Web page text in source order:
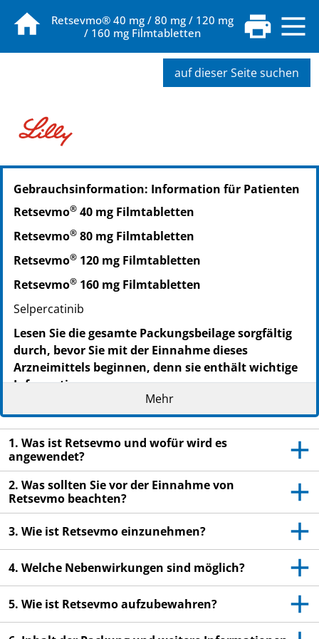
Retsevmo® 40 mg / 80 mg / 120 mg
/ 160 mg Filmtabletten
auf dieser Seite suchen
PZN: 20062196
Gebrauchsinformation: Information für Patienten
Retsevmo® 40 mg Filmtabletten
Retsevmo® 80 mg Filmtabletten
Retsevmo® 120 mg Filmtabletten
Retsevmo® 160 mg Filmtabletten
Selpercatinib
Lesen Sie die gesamte Packungsbeilage sorgfältig
durch, bevor Sie mit der Einnahme dieses
Arzneimittels beginnen, denn sie enthält wichtige
Informationen.
Heben Sie die Packungsbeilage auf. Vielleicht
möchten Sie diese später nochmals lesen.
Wenn Sie weitere Fragen haben, wenden Sie sich
an Ihren Arzt, Apotheker oder das medizinische
Fachpersonal.
Dieses Arzneimittel wurde Ihnen persönlich
verschrieben. Geben Sie es nicht an Dritte weiter.
Es kann anderen Menschen schaden, auch wenn
diese die gleichen Beschwerden haben wie Sie.
Wenn Sie Nebenwirkungen bemerken, wenden Sie
medizinische Fachpersonal. Dies gilt auch für
Mehr
1. Was ist Retsevmo und wofür wird es
angewendet?
2. Was sollten Sie vor der Einnahme von
Retsevmo beachten?
3. Wie ist Retsevmo einzunehmen?
4. Welche Nebenwirkungen sind möglich?
5. Wie ist Retsevmo aufzubewahren?